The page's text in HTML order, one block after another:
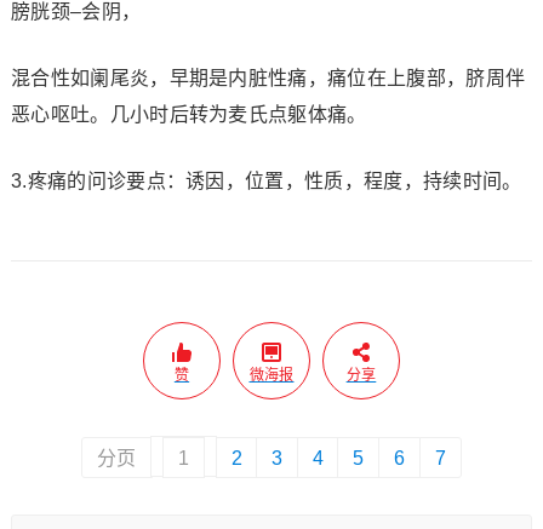
膀胱颈–会阴，
混合性如阑尾炎，早期是内脏性痛，痛位在上腹部，脐周伴
恶心呕吐。几小时后转为麦氏点躯体痛。
3.疼痛的问诊要点：诱因，位置，性质，程度，持续时间。
赞 微海报 分享
分页 1 2 3 4 5 6 7